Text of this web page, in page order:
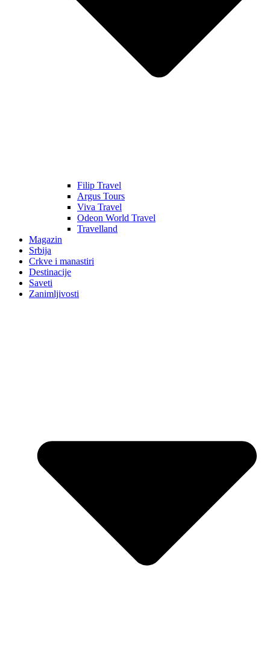
Filip Travel
Argus Tours
Viva Travel
Odeon World Travel
Travelland
Magazin
Srbija
Crkve i manastiri
Destinacije
Saveti
Zanimljivosti